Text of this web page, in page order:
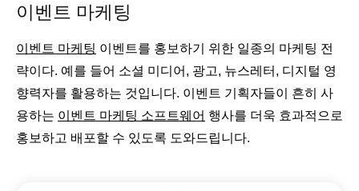
이벤트 마케팅
이벤트 마케팅 이벤트를 홍보하기 위한 일종의 마케팅 전
략이다. 예를 들어 소셜 미디어, 광고, 뉴스레터, 디지털 영
향력자를 활용하는 것입니다. 이벤트 기획자들이 흔히 사
용하는 이벤트 마케팅 소프트웨어 행사를 더욱 효과적으로
홍보하고 배포할 수 있도록 도와드립니다.